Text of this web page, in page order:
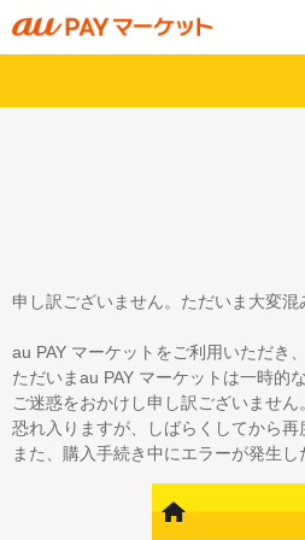
申し訳ございません。ただいま大変混
au PAY マーケットをご利用いただき
ただいまau PAY マーケットは一時的
ご迷惑をおかけし申し訳ございません。
恐れ入りますが、しばらくしてから再
また、購入手続き中にエラーが発生